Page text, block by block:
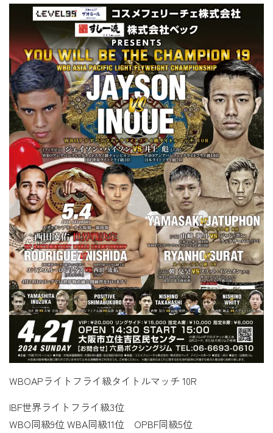
WBOAPライトフライ級タイトルマッチ 10R
IBF世界ライトフライ級3位
WBO同級9位 WBA同級11位 OPBF同級5位